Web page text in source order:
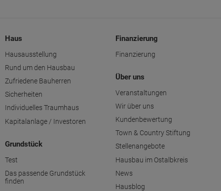
Haus
Hausausstellung
Rund um den Hausbau
Zufriedene Bauherren
Sicherheiten
Individuelles Traumhaus
Kapitalanlage / Investoren
Grundstück
Test
Das passende Grundstück
finden
Finanzierung
Finanzierung
Über uns
Veranstaltungen
Wir über uns
Kundenbewertung
Town & Country Stiftung
Stellenangebote
Hausbau im Ostalbkreis
News
Hausblog